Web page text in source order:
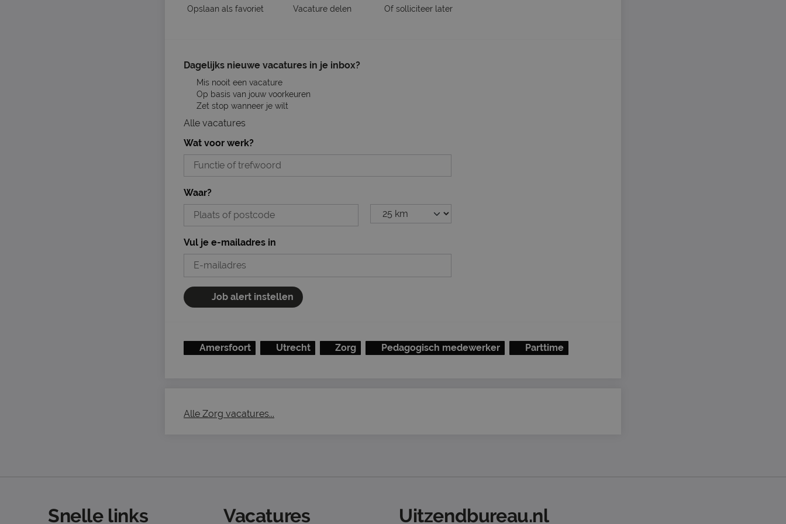
Opslaan als favoriet Vacature delen Of solliciteer later
Dagelijks nieuwe vacatures in je inbox?
Mis nooit een vacature
Op basis van jouw voorkeuren
Zet stop wanneer je wilt
Alle vacatures
Wat voor werk?
Waar?
Vul je e-mailadres in
Job alert instellen
Amersfoort Utrecht Zorg Pedagogisch medewerker Parttime
Alle Zorg vacatures...
Snelle links Vacatures Uitzendbureau.nl